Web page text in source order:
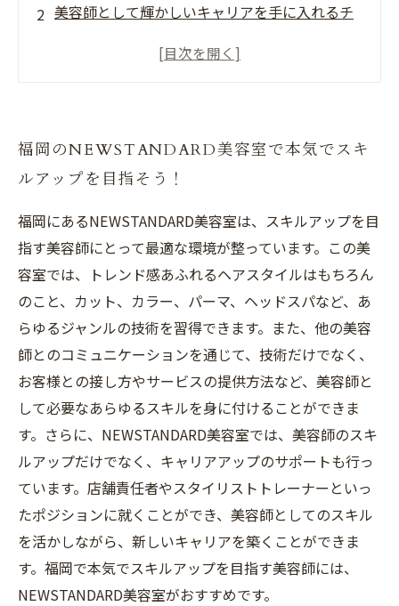
美容師として輝かしいキャリアを手に入れるチ
最新の技術を学び、高いスキルでお客様を美し
自由に発揮しよう！
美容師としての自信を高め、将来の可能性を広
福岡のNEWSTANDARD美容室で本気でスキ
ルアップを目指そう！
福岡にあるNEWSTANDARD美容室は、スキルアップを目
指す美容師にとって最適な環境が整っています。この美
容室では、トレンド感あふれるヘアスタイルはもちろん
のこと、カット、カラー、パーマ、ヘッドスパなど、あ
らゆるジャンルの技術を習得できます。また、他の美容
師とのコミュニケーションを通じて、技術だけでなく、
お客様との接し方やサービスの提供方法など、美容師と
して必要なあらゆるスキルを身に付けることができま
す。さらに、NEWSTANDARD美容室では、美容師のスキ
ルアップだけでなく、キャリアアップのサポートも行っ
ています。店舗責任者やスタイリストトレーナーといっ
たポジションに就くことができ、美容師としてのスキル
を活かしながら、新しいキャリアを築くことができま
す。福岡で本気でスキルアップを目指す美容師には、
NEWSTANDARD美容室がおすすめです。